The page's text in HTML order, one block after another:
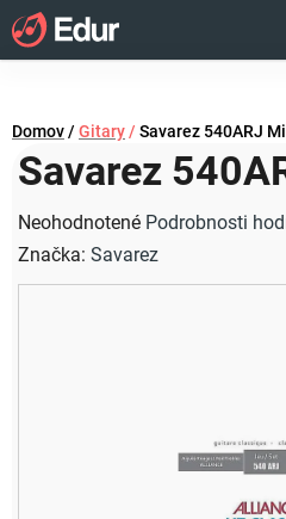
Prejsť
na
obsah
Domov/ Gitary / Savarez 540ARJ
Savarez
Priemerné
hodnotenie
produktu
Neohodnotené Podrobnosti
Značka: Savarez